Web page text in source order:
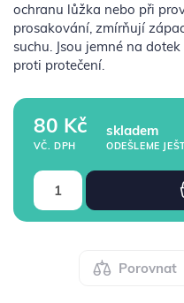
ochranu lůžka nebo při
prosakování, zmírňují
suchu. Jsou jemné na
proti protečení.
80 Kč
VČ. DPH
skladem
ODEŠLEME
Porovnat